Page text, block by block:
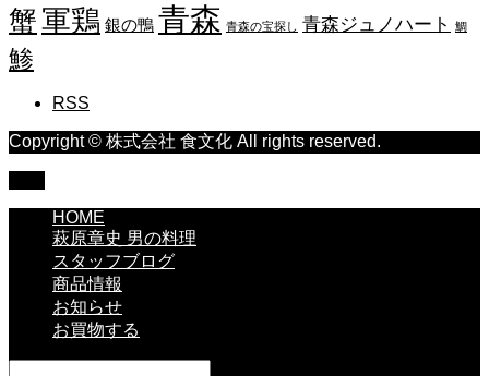
蟹軍鶏 銀の鴨 青森 青森の宝探し 青森ジュノハート 鯛
鯵
RSS
Copyright © 株式会社 食文化 All rights reserved.
HOME
萩原章史 男の料理
スタッフブログ
商品情報
お知らせ
お買物する